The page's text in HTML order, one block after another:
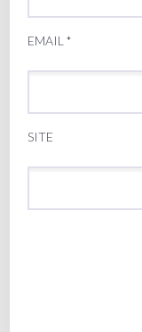
EMAIL*
SITE